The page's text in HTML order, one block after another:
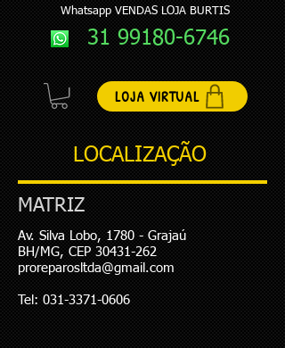
Whatsapp VENDAS LOJA BURTIS
31 99180-6746
LOJA VIRTUAL
LOCALIZAÇÃO
MATRIZ
Av. Silva Lobo, 1780 - Grajaú
BH/MG, CEP 30431-262
proreparosltda@gmail.com
Tel: 031-3371-0606